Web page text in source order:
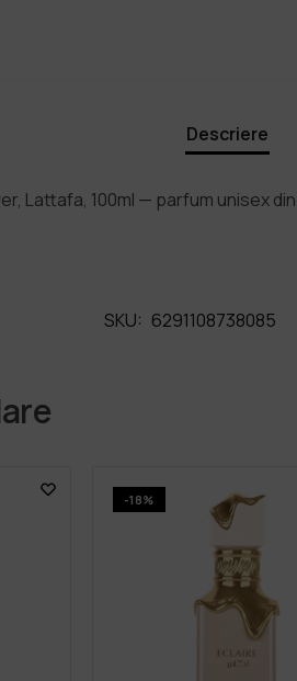
Descriere
Lattafa, 100ml — parfum unisex
SKU: 6291108738085
-18%